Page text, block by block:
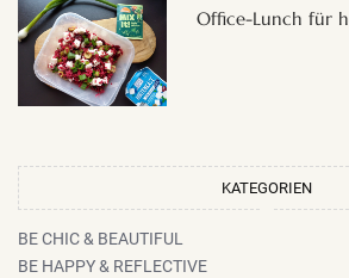
Office-Lunch für
KATEGORIEN
BE CHIC & BEAUTIFUL
BE HAPPY & REFLECTIVE